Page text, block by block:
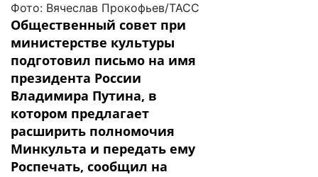
Фото: Вячеслав Прокофьев/ТАСС
Общественный совет при
министерстве культуры
подготовил письмо на имя
президента России
Владимира Путина, в
котором предлагает
расширить полномочия
Минкульта и передать ему
Роспечать, сообщил на